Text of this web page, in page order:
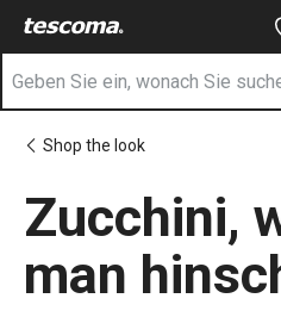
Sie befinden sich auf der
ZumZur
Zur
Shop the look
Zucchini,
man